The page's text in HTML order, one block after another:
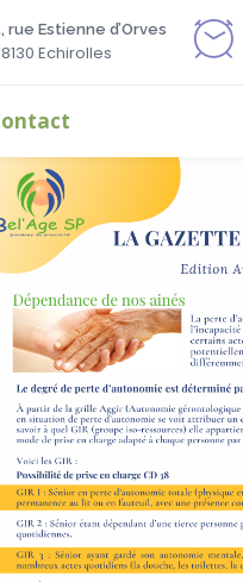
rue Estienne d’Orves
Echirolles